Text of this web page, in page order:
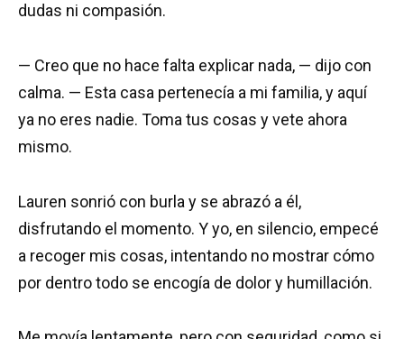
dudas ni compasión.
— Creo que no hace falta explicar nada, — dijo con
calma. — Esta casa pertenecía a mi familia, y aquí
ya no eres nadie. Toma tus cosas y vete ahora
mismo.
Lauren sonrió con burla y se abrazó a él,
disfrutando el momento. Y yo, en silencio, empecé
a recoger mis cosas, intentando no mostrar cómo
por dentro todo se encogía de dolor y humillación.